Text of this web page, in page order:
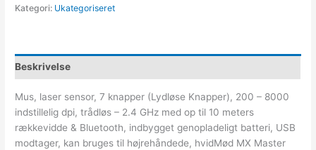
Kategori: Ukategoriseret
Beskrivelse
Mus, laser sensor, 7 knapper (Lydløse Knapper), 200 – 8000
indstillelig dpi, trådløs – 2.4 GHz med op til 10 meters
rækkevidde & Bluetooth, indbygget genopladeligt batteri, USB
modtager, kan bruges til højrehåndede, hvidMød MX Master